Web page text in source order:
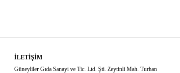
İLETIŞIM
Güneyliler Gıda Sanayi ve Tic. Ltd. Şti. Zeytinli Mah. Turhan